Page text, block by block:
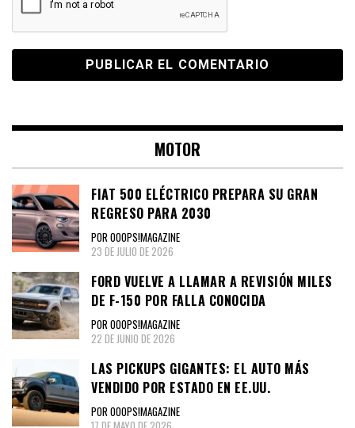
MOTOR
FIAT 500 ELÉCTRICO PREPARA SU GRAN
REGRESO PARA 2030
POR OOOPS!MAGAZINE
23 DE JULIO DE 2026
FORD VUELVE A LLAMAR A REVISIÓN MILES
DE F-150 POR FALLA CONOCIDA
POR OOOPS!MAGAZINE
22 DE JUNIO DE 2026
LAS PICKUPS GIGANTES: EL AUTO MÁS
VENDIDO POR ESTADO EN EE.UU.
POR OOOPS!MAGAZINE